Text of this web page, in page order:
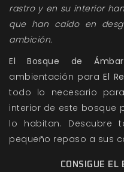
rastro y en su interior
que han caído en
ambición.
El Bosque de Ámbar
ambientación paraEl
todo lo necesario
interior de este bosque
lo habitan. Descubre
pequeño repaso a sus
CONSIGUE EL